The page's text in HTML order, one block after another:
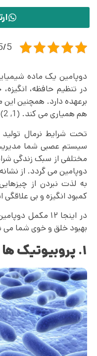
5/5 - (3
دوپامین یک ماده
در تنظیم حافظه،
برعهده دارد. همچنین
هم همیاری می کند. (1, 2)
تحت شرایط نرمال
سیستم عصبی شما
مختلفی از سبک زندگی
دوپامین می گردد. از
به لذت نبردن از
کمبود انگیزه و بی علاقگی
در اینجا ۱۲
بهبود خلق و خوی شما
۱. پروبیوتیک ها